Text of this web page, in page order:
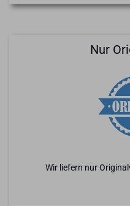
Nur
Wir liefern nur